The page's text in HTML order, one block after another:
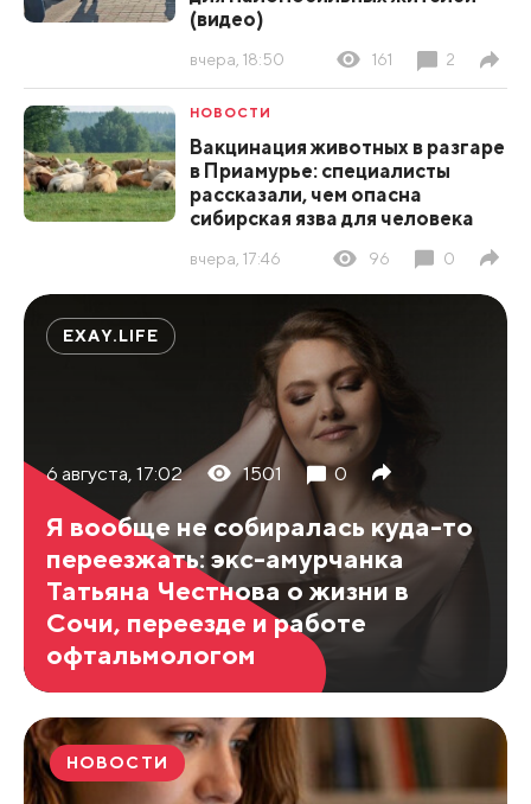
(видео)
вчера, 18:50 161 2
НОВОСТИ
Вакцинация животных в разгаре
в Приамурье: специалисты
рассказали, чем опасна
сибирская язва для человека
вчера, 17:46 96 0
EXAY.LIFE
6 августа, 17:02 1501 0
Я вообще не собиралась куда-то
переезжать: экс-амурчанка
Татьяна Честнова о жизни в
Сочи, переезде и работе
офтальмологом
НОВОСТИ